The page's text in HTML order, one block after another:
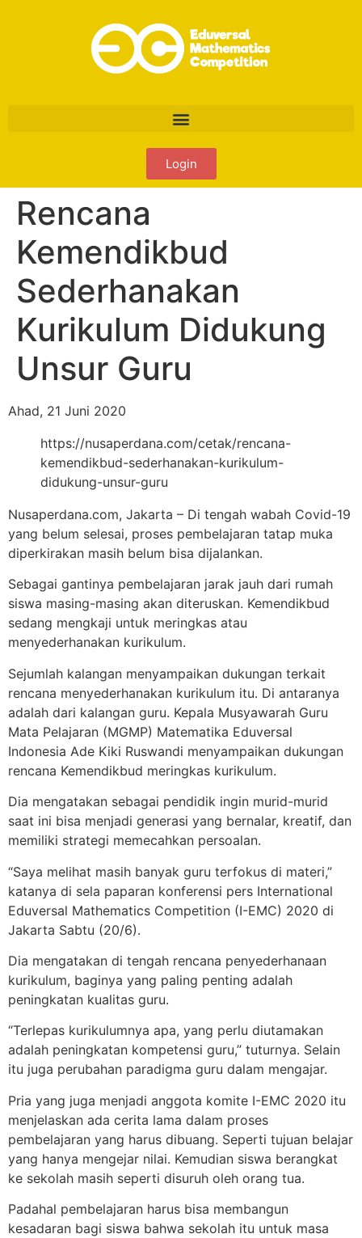
Login
Rencana
Kemendikbud
Sederhanakan
Kurikulum Didukung
Unsur Guru
Ahad, 21 Juni 2020
https://nusaperdana.com/cetak/rencana-
kemendikbud-sederhanakan-kurikulum-
didukung-unsur-guru
Nusaperdana.com, Jakarta – Di tengah wabah Covid-19
yang belum selesai, proses pembelajaran tatap muka
diperkirakan masih belum bisa dijalankan.
Sebagai gantinya pembelajaran jarak jauh dari rumah
siswa masing-masing akan diteruskan. Kemendikbud
sedang mengkaji untuk meringkas atau
menyederhanakan kurikulum.
Sejumlah kalangan menyampaikan dukungan terkait
rencana menyederhanakan kurikulum itu. Di antaranya
adalah dari kalangan guru. Kepala Musyawarah Guru
Mata Pelajaran (MGMP) Matematika Eduversal
Indonesia Ade Kiki Ruswandi menyampaikan dukungan
rencana Kemendikbud meringkas kurikulum.
Dia mengatakan sebagai pendidik ingin murid-murid
saat ini bisa menjadi generasi yang bernalar, kreatif, dan
memiliki strategi memecahkan persoalan.
“Saya melihat masih banyak guru terfokus di materi,”
katanya di sela paparan konferensi pers International
Eduversal Mathematics Competition (I-EMC) 2020 di
Jakarta Sabtu (20/6).
Dia mengatakan di tengah rencana penyederhanaan
kurikulum, baginya yang paling penting adalah
peningkatan kualitas guru.
“Terlepas kurikulumnya apa, yang perlu diutamakan
adalah peningkatan kompetensi guru,” tuturnya. Selain
itu juga perubahan paradigma guru dalam mengajar.
Pria yang juga menjadi anggota komite I-EMC 2020 itu
menjelaskan ada cerita lama dalam proses
pembelajaran yang harus dibuang. Seperti tujuan belajar
yang hanya mengejar nilai. Kemudian siswa berangkat
ke sekolah masih seperti disuruh oleh orang tua.
Padahal pembelajaran harus bisa membangun
kesadaran bagi siswa bahwa sekolah itu untuk masa